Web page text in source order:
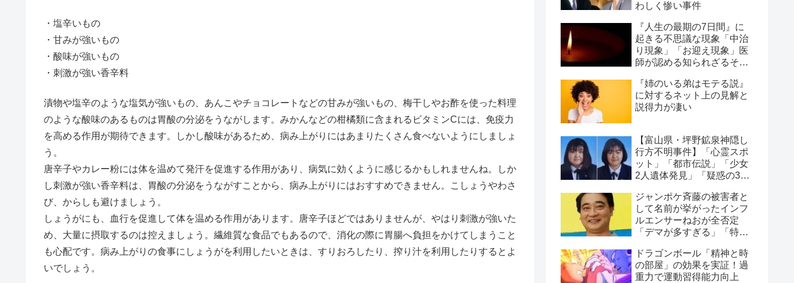
・塩辛いもの
・甘みが強いもの
・酸味が強いもの
・刺激が強い香辛料
漬物や塩辛のような塩気が強いもの、あんこやチョコレートなどの甘みが強いもの、梅干しやお酢を使った料理
のような酸味のあるものは胃酸の分泌をうながします。みかんなどの柑橘類に含まれるビタミンCには、免疫力
を高める作用が期待できます。しかし酸味があるため、病み上がりにはあまりたくさん食べないようにしましょ
う。
唐辛子やカレー粉には体を温めて発汗を促進する作用があり、病気に効くように感じるかもしれませんね。しか
し刺激が強い香辛料は、胃酸の分泌をうながすことから、病み上がりにはおすすめできません。こしょうやわさ
び、からしも避けましょう。
しょうがにも、血行を促進して体を温める作用があります。唐辛子ほどではありませんが、やはり刺激が強いた
め、大量に摂取するのは控えましょう。繊維質な食品でもあるので、消化の際に胃腸へ負担をかけてしまうこと
も心配です。病み上がりの食事にしょうがを利用したいときは、すりおろしたり、搾り汁を利用したりするとよ
いでしょう。
わしく惨い事件
『人生の最期の7日間』に
起きる不思議な現象「中治
り現象」「お迎え現象」医
師が認める知られざるその
『姉のいる弟はモテる説』
に対するネット上の見解と
説得力が凄い
【富山県・坪野鉱泉神隠し
行方不明事件】「心霊スポ
ット」「都市伝説」「少女
2人遺体発見」「疑惑の3人
ジャンポケ斉藤の被害者と
して名前が挙がったインフ
ルエンサーねおが全否定
「デマが多すぎる」「特定
ドラゴンボール「精神と時
の部屋」の効果を実証！過
重力で運動習得能力向上